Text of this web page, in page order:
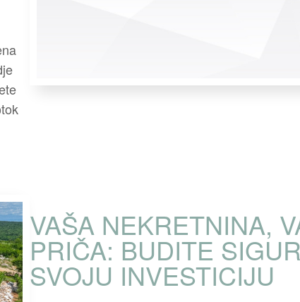
VAŠA NEKRETNINA,
PRIČA: BUDITE
SVOJU INVESTICIJU